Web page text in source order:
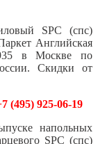
SPC (спс)
Английская
в Москве по
Скидки от
(495) 925-06-19
напольных
SPC (спс)